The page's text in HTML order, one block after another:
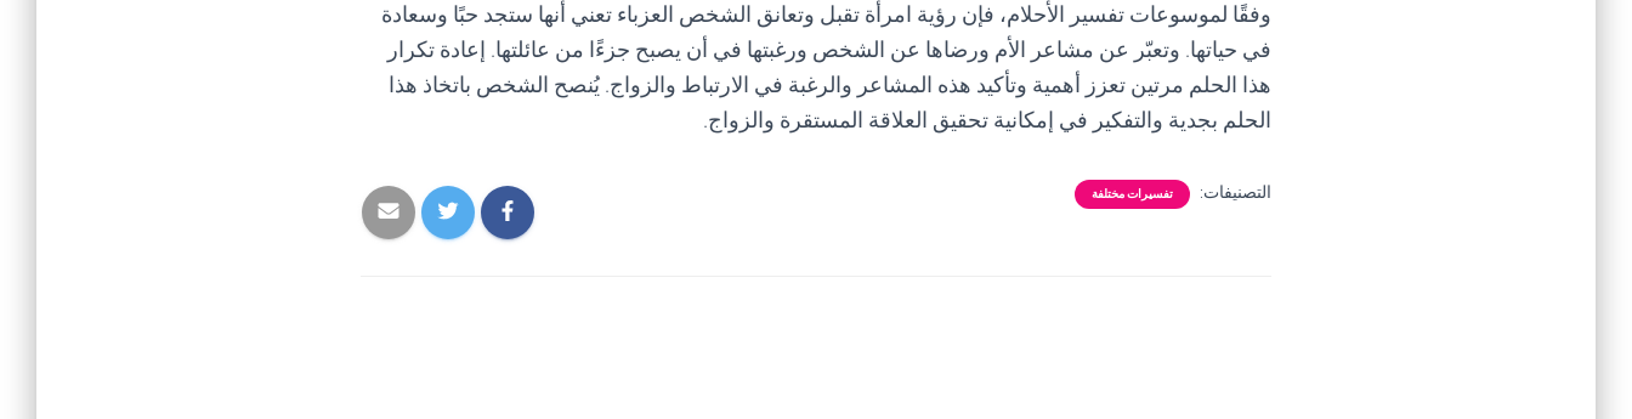
وفقًا لموسوعات تفسير الأحلام، فإن رؤية امرأة تقبل وتعانق الشخص العزباء تعني أنها ستجد حبًا وسعادة
في حياتها. وتعبّر عن مشاعر الأم ورضاها عن الشخص ورغبتها في أن يصبح جزءًا من عائلتها. إعادة تكرار
هذا الحلم مرتين تعزز أهمية وتأكيد هذه المشاعر والرغبة في الارتباط والزواج. يُنصح الشخص باتخاذ هذا
الحلم بجدية والتفكير في إمكانية تحقيق العلاقة المستقرة والزواج.
التصنيفات: تفسيرات مختلفة